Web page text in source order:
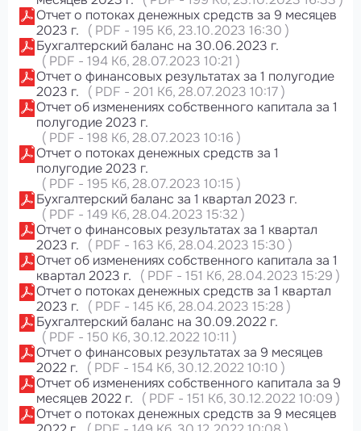
Отчет о потоках денежных средств за 9 месяцев
2023 г.
( PDF - 195 Кб, 23.10.2023 16:30 )
Бухгалтерский баланс на 30.06.2023 г.
( PDF - 194 Кб, 28.07.2023 10:21 )
Отчет о финансовых результатах за 1 полугодие
2023 г.
( PDF - 201 Кб, 28.07.2023 10:17)
Отчет об изменениях собственного капитала за 1
полугодие 2023 г.
( PDF - 198 Кб, 28.07.2023 10:16 )
Отчет о потоках денежных средств за 1
полугодие 2023 г.
( PDF - 195 Кб, 28.07.2023 10:15 )
Бухгалтерский баланс за 1 квартал 2023 г.
( PDF - 149 Кб, 28.04.2023 15:32 )
Отчет о финансовых результатах за 1 квартал
2023 г.
( PDF - 163 Кб, 28.04.2023 15:30 )
Отчет об изменениях собственного капитала за 1
квартал 2023 г.
( PDF - 151 Кб, 28.04.2023 15:29 )
Отчет о потоках денежных средств за 1 квартал
2023 г.
( PDF - 145 Кб, 28.04.2023 15:28 )
Бухгалтерский баланс на 30.09.2022 г.
( PDF - 150 Кб, 30.12.2022 10:11 )
Отчет о финансовых результатах за 9 месяцев
2022 г.
( PDF - 154 Кб, 30.12.2022 10:10 )
Отчет об изменениях собственного капитала за 9
месяцев 2022 г.
( PDF - 151 Кб, 30.12.2022 10:09 )
Отчет о потоках денежных средств за 9 месяцев